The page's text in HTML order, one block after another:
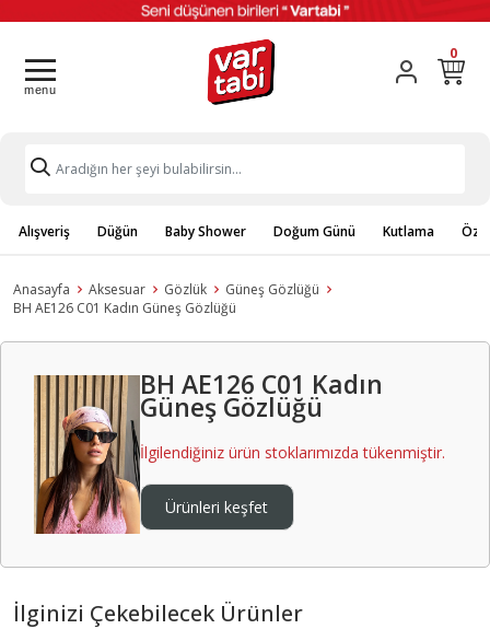
0
Alışveriş Düğün Baby Shower Doğum Günü Kutlama
Anasayfa Aksesuar Gözlük
Güneş Gözlüğü
BH AE126 C01 Kadın Güneş Gözlüğü
BH AE126 C01 Kadın
Güneş Gözlüğü
İlgilendiğiniz ürün stoklarımızda tükenmiştir.
Ürünleri keşfet
İlginizi Çekebilecek Ürünler